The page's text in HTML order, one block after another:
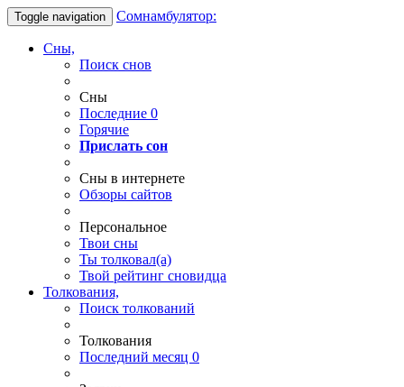
Toggle navigation Сомнамбулятор:
Сны,
Поиск снов
Сны
Последние 0
Горячие
Прислать сон
Сны в интернете
Обзоры сайтов
Персональное
Твои сны
Ты толковал(а)
Твой рейтинг сновидца
Толкования,
Поиск толкований
Толкования
Последний месяц 0